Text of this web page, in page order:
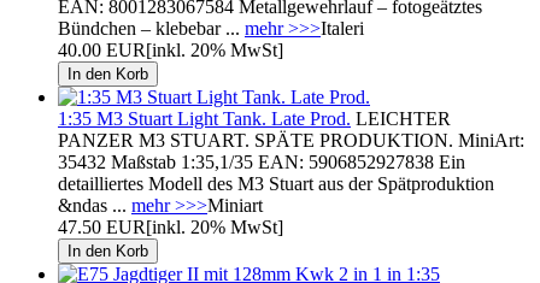
EAN: 8001283067584 Metallgewehrlauf – fotogeätztes
Bündchen – klebebar ... mehr >>>Italeri
40.00 EUR[inkl. 20% MwSt]
1:35 M3 Stuart Light Tank. Late Prod. LEICHTER
PANZER M3 STUART. SPÄTE PRODUKTION. MiniArt:
35432 Maßstab 1:35,1/35 EAN: 5906852927838 Ein
detailliertes Modell des M3 Stuart aus der Spätproduktion
&ndas ... mehr >>>Miniart
47.50 EUR[inkl. 20% MwSt]